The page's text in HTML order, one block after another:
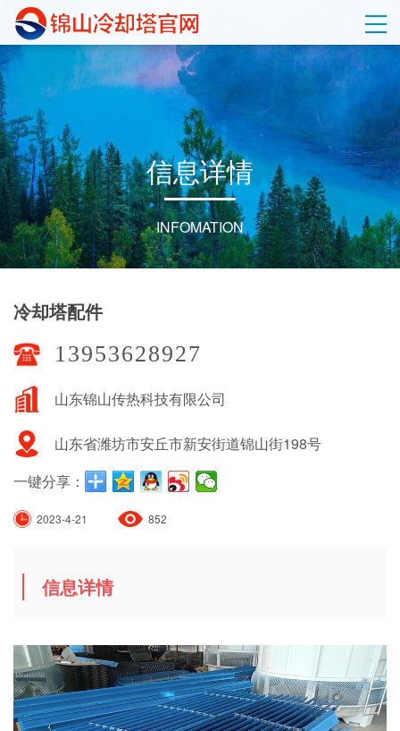
信息详情
INFOMATION
冷却塔配件
13953628927
山东锦山传热科技有限公司
山东省潍坊市安丘市新安街道锦山街198号
一键分享：
2023-4-21 852
信息详情